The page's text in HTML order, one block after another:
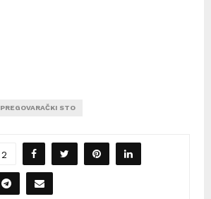
PREGOVARAČKI STO
2